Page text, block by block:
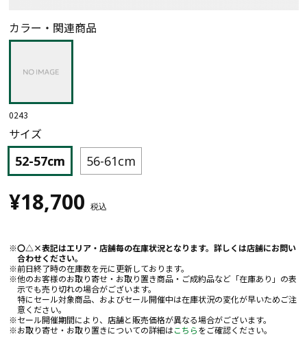
カラー・関連商品
0243
サイズ
52-57cm
56-61cm
¥18,700 税込
〇△×表記はエリア・店舗毎の在庫状況となります。詳しくは店舗にお問い
合わせください。
前日終了時の在庫数を元に更新しております。
他のお客様のお取り寄せ・お取り置き商品・ご成約品など「在庫あり」の表
示でも売り切れの場合がございます。
特にセール対象商品、およびセール開催中は在庫状況の変化が早いためご注
意ください。
セール開催期間により、店舗と販売価格が異なる場合がございます。
お取り寄せ・お取り置きについての詳細はこちらをご確認ください。